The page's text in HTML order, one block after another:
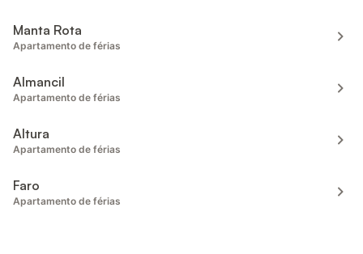
Manta Rota
Apartamento de férias
Almancil
Apartamento de férias
Altura
Apartamento de férias
Faro
Apartamento de férias